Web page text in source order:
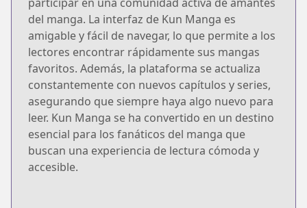
del manga. La interfaz de Kun Manga es
amigable y fácil de navegar, lo que permite a los
lectores encontrar rápidamente sus mangas
favoritos. Además, la plataforma se actualiza
constantemente con nuevos capítulos y series,
asegurando que siempre haya algo nuevo para
leer. Kun Manga se ha convertido en un destino
esencial para los fanáticos del manga que
buscan una experiencia de lectura cómoda y
accesible.